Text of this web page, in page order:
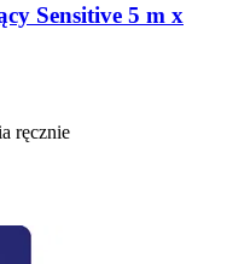
Sensitive 5 m x
ręcznie